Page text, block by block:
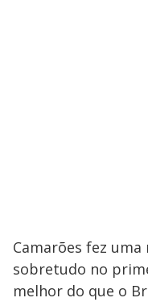
Camarões fez
sobretudo no
melhor do que o